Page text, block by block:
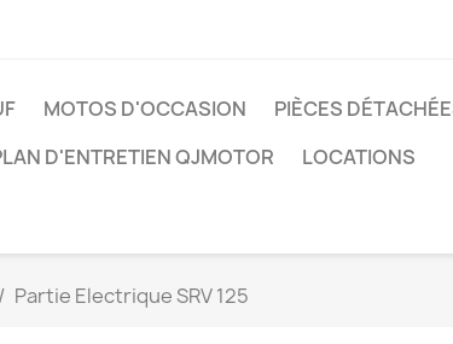
MOTOS D'OCCASION PIÈCES
D'ENTRETIEN QJMOTOR LOCATIONS
Partie Electrique SRV 125